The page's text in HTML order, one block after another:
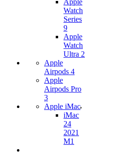
Apple
Watch
Series
9
Apple
Watch
Ultra 2
Apple
Airpods 4
Apple
Airpods Pro
3
Apple iMac
iMac
24
2021
M1